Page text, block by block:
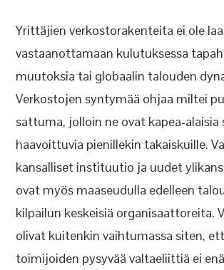
Yrittäjien verkostorakenteita ei ole
vastaanottamaan kulutuksessa
muutoksia tai globaalin talouden
Verkostojen syntymää ohjaa miltei
sattuma, jolloin ne ovat kapea-alaisia
haavoittuvia pienillekin takaiskuille.
kansalliset instituutio ja uudet
ovat myös maaseudulla edelleen
kilpailun keskeisiä organisaattoreita.
olivat kuitenkin vaihtumassa siten,
toimijoiden pysyvää valtaeliittiä ei